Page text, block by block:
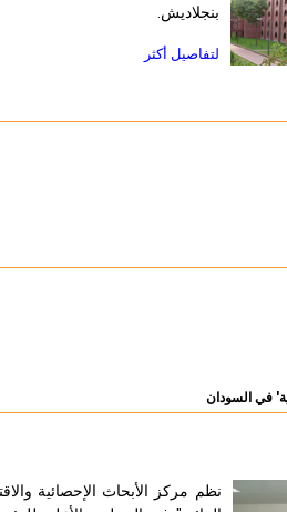
بنجلاديش.
لتفاصيل أكثر
في السودان
نظم مركز الأبحاث الإحصائية